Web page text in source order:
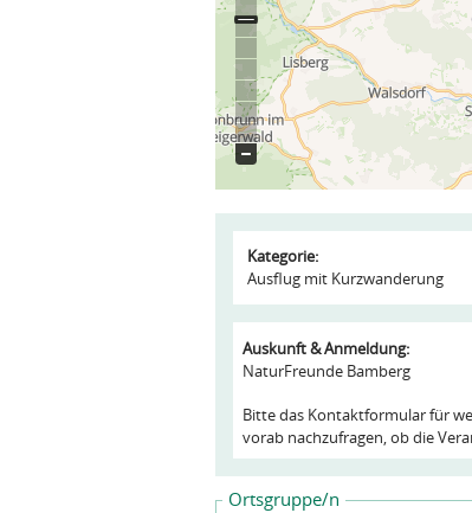
Kategorie:
Ausflug mit Kurzwanderung
Auskunft & Anmeldung:
NaturFreunde Bamberg
Bitte das Kontaktformular für
vorab nachzufragen, ob die
Ortsgruppe/n